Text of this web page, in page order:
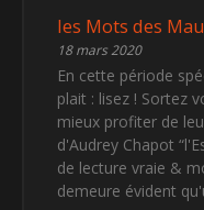
les Mots des
18 mars 2020
En cette période
plait : lisez ! Sortez
mieux profiter de
d'Audrey Chapot
de lecture vraie &
demeure évident